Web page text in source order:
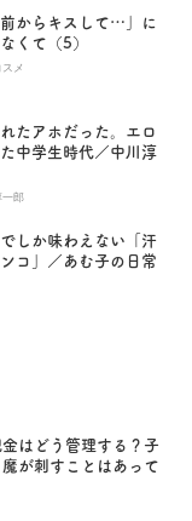
前からキスして…」に
くて（5）
メ
たアホだった。エロ
中学生時代／中川淳
一郎
しか味わえない「汗
コ」／あむ子の日常
金はどう管理する？子
魔が刺すことはあって